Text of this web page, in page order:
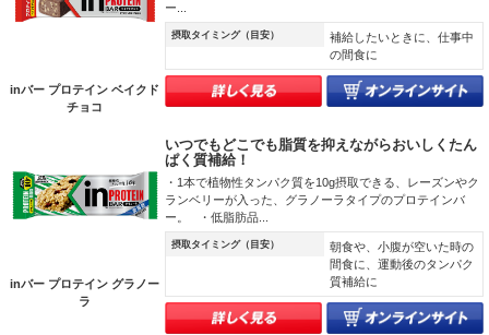
inバー プロテイン ベイクド
チョコ
ー...
摂取タイミング（目安）
補給したいときに、仕事中
の間食に
inバー プロテイン グラノー
ラ
いつでもどこでも脂質を抑えながらおいしくたん
ぱく質補給！
・1本で植物性タンパク質を10g摂取できる、レーズンやク
ランベリーが入った、グラノーラタイプのプロテインバ
ー。 ・低脂肪品...
摂取タイミング（目安）
朝食や、小腹が空いた時の
間食に、運動後のタンパク
質補給に